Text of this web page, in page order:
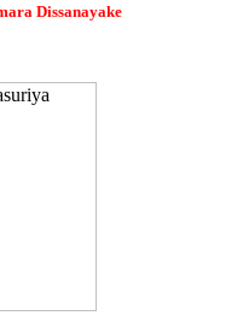
Dissanayake